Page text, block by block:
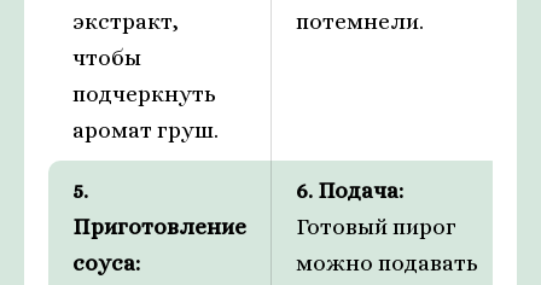
экстракт,
чтобы
подчеркнуть
аромат груш.
потемнели.
5.
Приготовление
соуса:
6. Подача:
Готовый пирог
можно подавать